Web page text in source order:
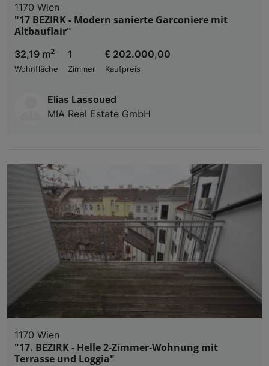
1170 Wien
"17 BEZIRK - Modern sanierte Garconiere mit
Altbauflair"
32,19 m2
Wohnfläche
1
Zimmer
€ 202.000,00
Kaufpreis
Elias Lassoued
MIA Real Estate GmbH
1170 Wien
"17. BEZIRK - Helle 2-Zimmer-Wohnung mit
Terrasse und Loggia"